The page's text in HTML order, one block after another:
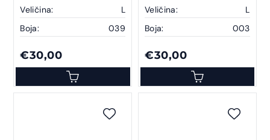
Veličina:
L
Boja:
039
€30,00
Veličina:
L
Boja:
003
€30,00